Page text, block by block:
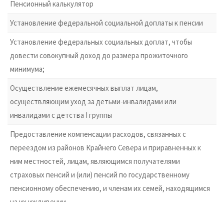
Пенсионный калькулятор
Установление федеральной социальной доплаты к пенсии
Установление федеральных социальных доплат, чтобы
довести совокупный доход до размера прожиточного
минимума;
Осуществление ежемесячных выплат лицам,
осуществляющим уход за детьми-инвалидами или
инвалидами с детства I группы
Предоставление компенсации расходов, связанных с
переездом из районов Крайнего Севера и приравненных к
ним местностей, лицам, являющимся получателями
страховых пенсий и (или) пенсий по государственному
пенсионному обеспечению, и членам их семей, находящимся